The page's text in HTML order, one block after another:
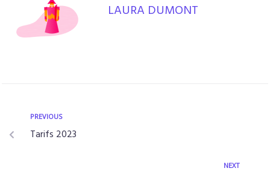
LAURA DUMONT
PREVIOUS
Tarifs 2023
NEXT